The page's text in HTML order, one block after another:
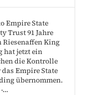
Empire State
Trust 91 Jahre
Riesenaffen King
hat jetzt ein
die Kontrolle
Empire State
übernommen.
…